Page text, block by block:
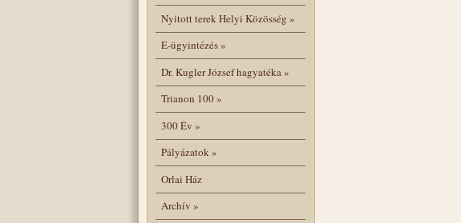
Nyitott terek Helyi Közösség »
E-ügyintézés»
Dr. Kugler József hagyatéka»
Trianon 100»
300 Év »
Pályázatok»
Orlai Ház
Archív »